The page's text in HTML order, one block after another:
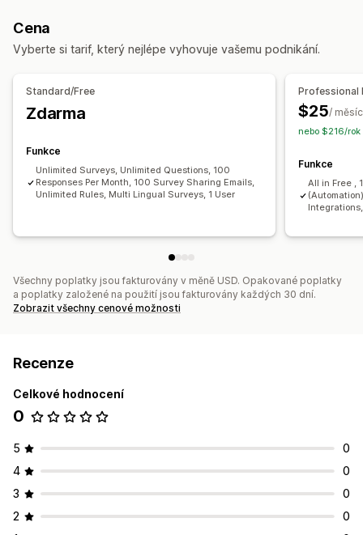
Vložené formuláře
Automaticky otevíraná okna Úpravy v reálném čase
Net Promoter Score (NPS)
Ponákupní
Atribuce
Správa odeslaných příspěvků
CAPTCHA
Cena
Vyberte si tarif, který nejlépe vyhovuje vašemu podnikání.
Standard/Free
Zdarma
Funkce
Unlimited Surveys, Unlimited Questions, 100
Responses Per Month, 100 Survey Sharing Emails,
Unlimited Rules, Multi Lingual Surveys, 1 User
Professional
$25/ měsíc
nebo $216/rok
Funkce
All in Free ,
Všechny poplatky jsou fakturovány v měně USD. Opakované poplatky
a poplatky založené na použití jsou fakturovány každých 30 dní.
Zobrazit všechny cenové možnosti
Recenze
Celkové hodnocení
0
5
0
4
0
3
0
2
0